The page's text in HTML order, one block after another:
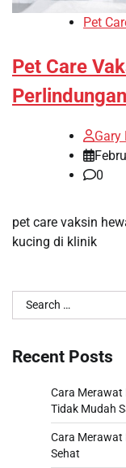
Pet
Pet Care
Gary
0
pet care vaksin
kucing di klinik
Search
for:
Recent Posts
Cara Merawat
Tidak Mudah
Cara Merawat
Sehat